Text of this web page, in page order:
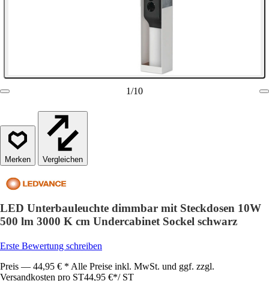
1/10
Vergleichen
LED Unterbauleuchte dimmbar mit Steckdosen 10W
500 lm 3000 K cm Undercabinet Sockel schwarz
Erste Bewertung schreiben
Preis — 44,95 € * Alle Preise inkl. MwSt. und ggf. zzgl.
Versandkosten pro ST44,95 €*/ ST